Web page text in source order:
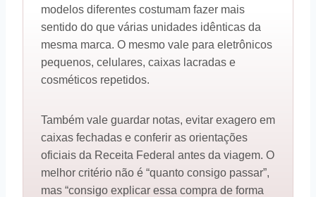
modelos diferentes costumam fazer mais
sentido do que várias unidades idênticas da
mesma marca. O mesmo vale para eletrônicos
pequenos, celulares, caixas lacradas e
cosméticos repetidos.
Também vale guardar notas, evitar exagero em
caixas fechadas e conferir as orientações
oficiais da Receita Federal antes da viagem. O
melhor critério não é “quanto consigo passar”,
mas “consigo explicar essa compra de forma